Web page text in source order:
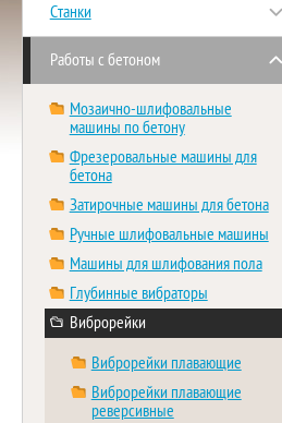
Станки
Работы с бетоном
Мозаично-шлифовальные
машины по бетону
Фрезеровальные машины для
бетона
Затирочные машины для бетона
Ручные шлифовальные машины
Машины для шлифования пола
Глубинные вибраторы
Виброрейки
Виброрейки плавающие
Виброрейки плавающие
реверсивные